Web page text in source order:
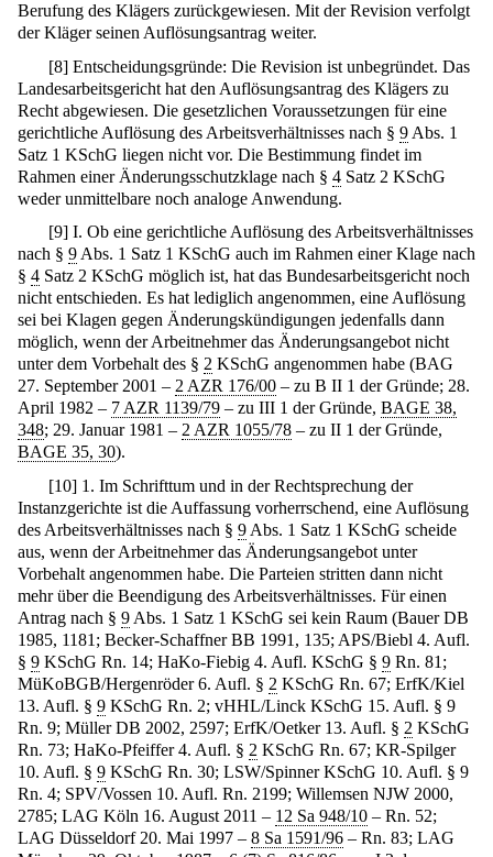
Berufung des Klägers zurückgewiesen. Mit der Revision verfolgt
der Kläger seinen Auflösungsantrag weiter.
[8] Entscheidungsgründe: Die Revision ist unbegründet. Das
Landesarbeitsgericht hat den Auflösungsantrag des Klägers zu
Recht abgewiesen. Die gesetzlichen Voraussetzungen für eine
gerichtliche Auflösung des Arbeitsverhältnisses nach § 9 Abs. 1
Satz 1 KSchG liegen nicht vor. Die Bestimmung findet im
Rahmen einer Änderungsschutzklage nach § 4 Satz 2 KSchG
weder unmittelbare noch analoge Anwendung.
[9] I. Ob eine gerichtliche Auflösung des Arbeitsverhältnisses
nach § 9 Abs. 1 Satz 1 KSchG auch im Rahmen einer Klage nach
§ 4 Satz 2 KSchG möglich ist, hat das Bundesarbeitsgericht noch
nicht entschieden. Es hat lediglich angenommen, eine Auflösung
sei bei Klagen gegen Änderungskündigungen jedenfalls dann
möglich, wenn der Arbeitnehmer das Änderungsangebot nicht
unter dem Vorbehalt des § 2 KSchG angenommen habe (BAG
27. September 2001 – 2 AZR 176/00 – zu B II 1 der Gründe; 28.
April 1982 – 7 AZR 1139/79 – zu III 1 der Gründe, BAGE 38,
348; 29. Januar 1981 – 2 AZR 1055/78 – zu II 1 der Gründe,
BAGE 35, 30).
[10] 1. Im Schrifttum und in der Rechtsprechung der
Instanzgerichte ist die Auffassung vorherrschend, eine Auflösung
des Arbeitsverhältnisses nach § 9 Abs. 1 Satz 1 KSchG scheide
aus, wenn der Arbeitnehmer das Änderungsangebot unter
Vorbehalt angenommen habe. Die Parteien stritten dann nicht
mehr über die Beendigung des Arbeitsverhältnisses. Für einen
Antrag nach § 9 Abs. 1 Satz 1 KSchG sei kein Raum (Bauer DB
1985, 1181; Becker-Schaffner BB 1991, 135; APS/Biebl 4. Aufl.
§ 9 KSchG Rn. 14; HaKo-Fiebig 4. Aufl. KSchG § 9 Rn. 81;
MüKoBGB/Hergenröder 6. Aufl. § 2 KSchG Rn. 67; ErfK/Kiel
13. Aufl. § 9 KSchG Rn. 2; vHHL/Linck KSchG 15. Aufl. § 9
Rn. 9; Müller DB 2002, 2597; ErfK/Oetker 13. Aufl. § 2 KSchG
Rn. 73; HaKo-Pfeiffer 4. Aufl. § 2 KSchG Rn. 67; KR-Spilger
10. Aufl. § 9 KSchG Rn. 30; LSW/Spinner KSchG 10. Aufl. § 9
Rn. 4; SPV/Vossen 10. Aufl. Rn. 2199; Willemsen NJW 2000,
2785; LAG Köln 16. August 2011 – 12 Sa 948/10 – Rn. 52;
LAG Düsseldorf 20. Mai 1997 – 8 Sa 1591/96 – Rn. 83; LAG